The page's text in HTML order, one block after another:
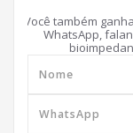
Você também
WhatsApp,